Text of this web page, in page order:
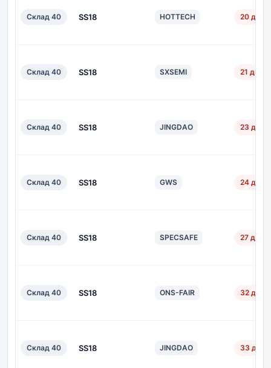
Склад 40 SS18 HOTTECH 20 дн.
Склад 40 SS18 SXSEMI 21 дн.
Склад 40 SS18 JINGDAO 23 дн.
Склад 40 SS18 GWS 24 дн.
Склад 40 SS18 SPECSAFE 27 дн.
Склад 40 SS18 ONS-FAIR 32 дн.
Склад 40 SS18 JINGDAO 33 дн.